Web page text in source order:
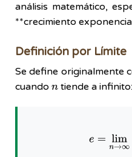
análisis matemático,
**crecimiento
Definición por Límite
Se define originalmente
cuando n tiende a infinito:
e =limn